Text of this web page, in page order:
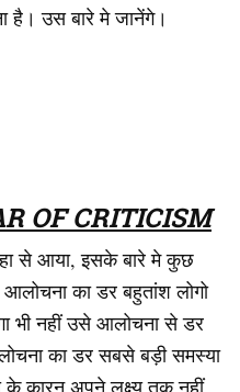
है। उस बारे मे जानेंगे।
OF CRITICISM
से आया, इसके बारे मे कुछ
का डर बहुतांश लोगो
भी नहीं उसे आलोचना से डर
का डर सबसे बड़ी समस्या
कारन अपने लक्ष्य तक नहीं